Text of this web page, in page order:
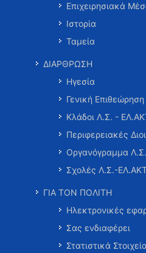
Επιχειρησιακά
Ιστορία
Ταμεία
ΔΙΑΡΘΡΩΣΗ
Ηγεσία
Γενική
Κλάδοι Λ.Σ. -
Περιφερειακές
Οργανόγραμμα
Σχολές Λ.Σ.-
ΓΙΑ ΤΟΝ ΠΟΛΙΤΗ
Ηλεκτρονικές
Σας ενδιαφέρει
Στατιστικά Στοιχεία